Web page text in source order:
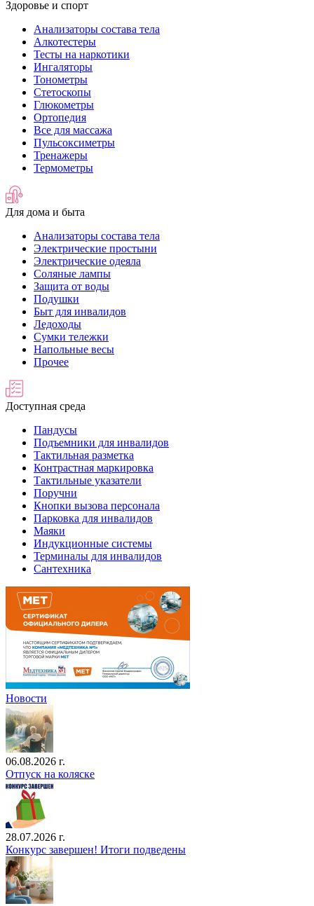
Здоровье и спорт
Анализаторы состава тела
Алкотестеры
Тесты на наркотики
Ингаляторы
Тонометры
Стетоскопы
Глюкометры
Ортопедия
Все для массажа
Пульсоксиметры
Тренажеры
Термометры
Для дома и быта
Анализаторы состава тела
Электрические простыни
Электрические одеяла
Соляные лампы
Защита от воды
Подушки
Быт для инвалидов
Ледоходы
Сумки тележки
Напольные весы
Прочее
Доступная среда
Пандусы
Подъемники для инвалидов
Тактильная разметка
Контрастная маркировка
Тактильные указатели
Поручни
Кнопки вызова персонала
Парковка для инвалидов
Маяки
Индукционные системы
Терминалы для инвалидов
Сантехника
Новости
06.08.2026 г.
Отпуск на коляске
28.07.2026 г.
Конкурс завершен! Итоги подведены